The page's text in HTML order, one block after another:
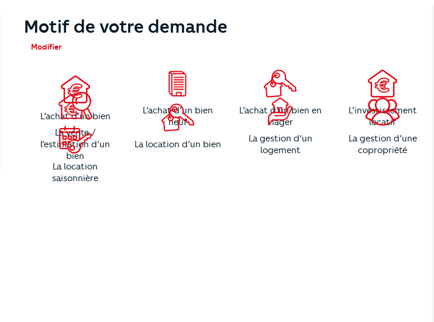
Motif de votre demande
Modifier
L’achat d’un bien
L’achat d’un bien
neuf
L’achat d’un bien en
viager
L’investissement
locatif
La vente /
l’estimation d’un
bien
La location d’un bien
La gestion d’un
logement
La gestion d’une
copropriété
La location
saisonnière